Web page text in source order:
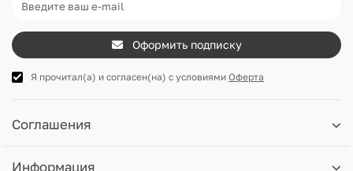
Оформить подписку
Я прочитал(а) и согласен(на) с условиями Оферта
Соглашения
Информация